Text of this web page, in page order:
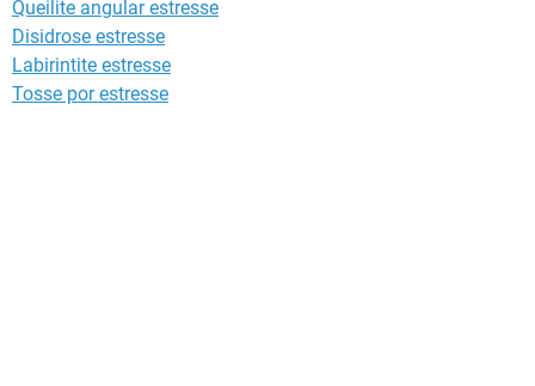
Queilite angular estresse
Disidrose estresse
Labirintite estresse
Tosse por estresse